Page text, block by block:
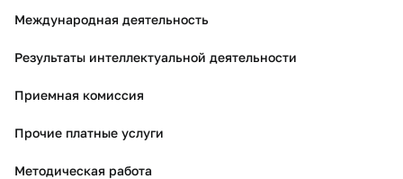
Международная деятельность
Результаты интеллектуальной деятельности
Приемная комиссия
Прочие платные услуги
Методическая работа